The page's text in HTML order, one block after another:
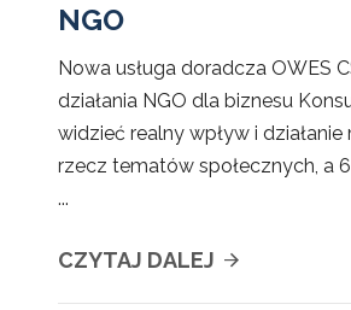
NGO
Nowa usługa doradcza OWES
działania NGO dla biznesu
widzieć realny wpływ i działanie
rzecz tematów społecznych, a
...
CZYTAJ DALEJ